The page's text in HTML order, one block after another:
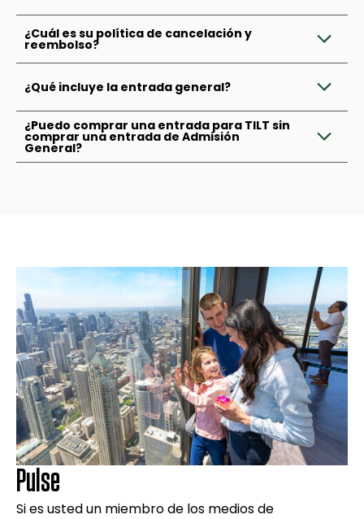
¿Cuál es su política de cancelación y
reembolso?
¿Qué incluye la entrada general?
¿Puedo comprar una entrada para TILT sin
comprar una entrada de Admisión
General?
Pulse
Si es usted un miembro de los medios de